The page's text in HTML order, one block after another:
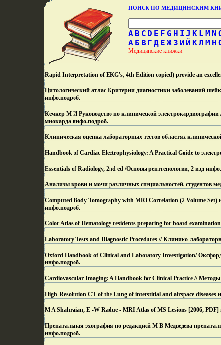
ПОИСК ПО МЕДИЦИНСКИМ
A B C D E F G H I J K L M N
А Б В Г Д Е Ж З И Й КЛ М Н
Медицинские книжки
Rapid Interpretation of EKG's, 4th Edition copied) provide an
Цитологический атлас Критерии диагностики заболеваний
инфо.подроб.
Кечкер М И Руководство по клинической
миокарда инфо.подроб.
Клиническая оценка лабораторных тестов областях
Handbook of Cardiac Electrophysiology: A Practical Guide to
Essentials of Radiology, 2nd ed /Основы рентгенологии, 2 изд инфо.
Анализы крови и мочи различных специальностей, студентов
Computed Body Tomography with MRI Correlation (2-Volume
инфо.подроб.
Color Atlas of Hematology residents preparing for board
Laboratory Tests and Diagnostic Procedures // Клинико-
Oxford Handbook of Clinical and Laboratory Investigation/
инфо.подроб.
Cardiovascular Imaging: A Handbook for Clinical Practice //
High-Resolution CT of the Lung of interstitial and airspace diseases
M A Shahraian, E -W Radue - MRI Atlas of MS Lesions [2006,
Пренатальная эхография по редакцией М В Медведева
инфо.подроб.